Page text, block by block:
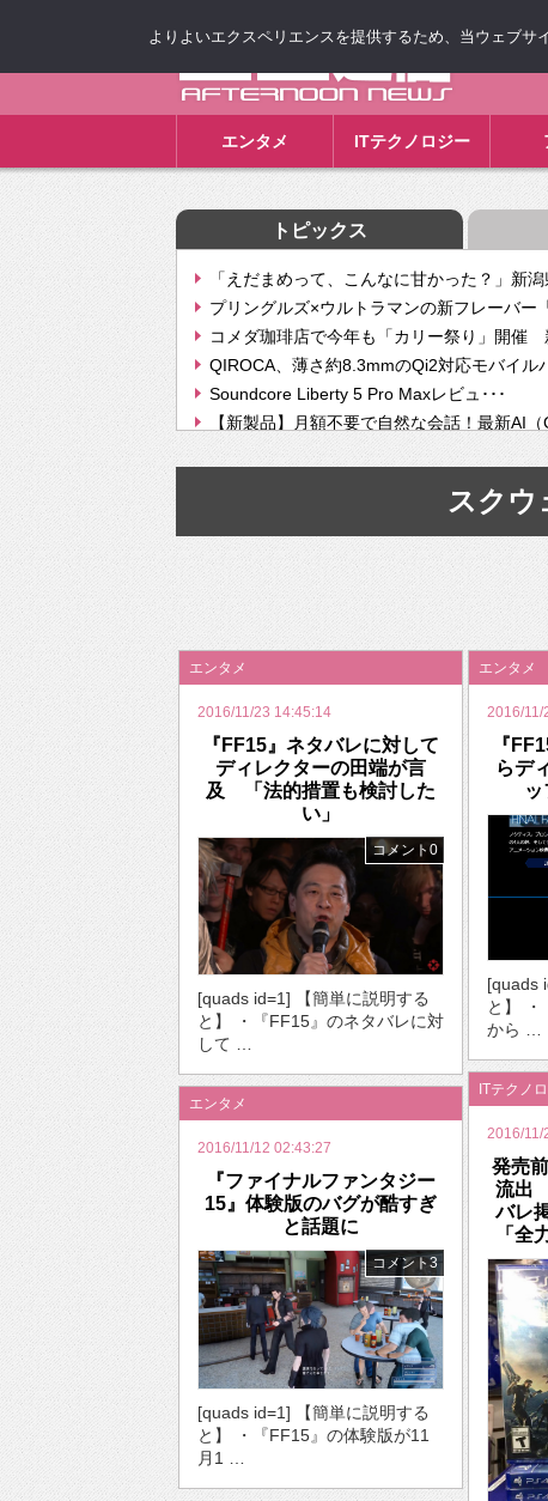
エンタメ ITテクノロジー
トピックス
「えだまめって、こんなに甘かった？」新
プリングルズ×ウルトラマンの新フレーバー
コメダ珈琲店で今年も「カリー祭り」開催
QIROCA、薄さ約8.3mmのQi2対応モバイル
Soundcore Liberty 5 Pro Maxレビュ･･･
【新製品】月額不要で自然な会話！最新AI（
【次世代の没入感と生産性】VITURE Luma
挫折率8割の壁をAIで突破。ジャストシステ
2026年のバレンタインは「自分で作って、
スクウ
エンタメ
2016/11/23 14:45:14
『FF15』ネタバレに対して
ディレクターの田端が言
及 「法的措置も検討した
い」
コメント0
[quads id=1] 【簡単に説明する
と】 ・『FF15』のネタバレに対
して …
エンタメ
2016/11/
『
らデ
[quads
と】 ・
から …
ITテクノ
2016/11/
発売
流出
バレ
「全
エンタメ
2016/11/12 02:43:27
『ファイナルファンタジー
15』体験版のバグが酷すぎ
と話題に
コメント3
[quads id=1] 【簡単に説明する
と】 ・『FF15』の体験版が11
月1 …
よりよいエクスペリエンスを提供するため、当ウェブ